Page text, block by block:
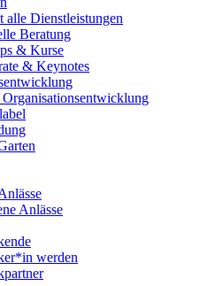
alle Dienstleistungen
Beratung
& Kurse
& Keynotes
Anlässe
werden